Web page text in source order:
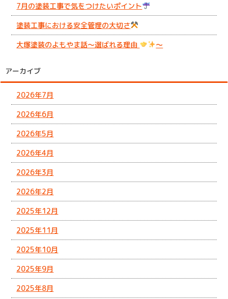
7月の塗装工事で気をつけたいポイント
塗装工事における安全管理の大切さ
大塚塗装のよもやま話～選ばれる理由
～
アーカイブ
2026年7月
2026年6月
2026年5月
2026年4月
2026年3月
2026年2月
2025年12月
2025年11月
2025年10月
2025年9月
2025年8月